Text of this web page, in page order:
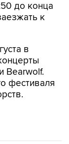
до конца
к
в
Bearwolf.
фестиваля